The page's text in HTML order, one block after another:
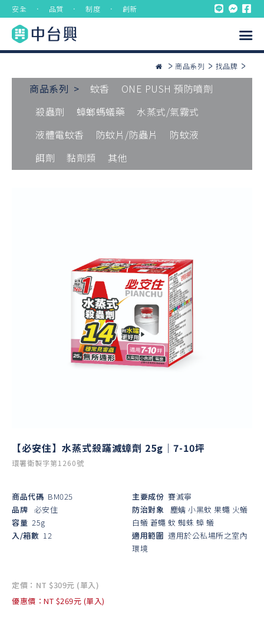
安全 ． 品質 ． 制度 ． 創新
商品系列 找品牌
商品系列 > 蚊香
ONE PUSH 預防噴劑
殺蟲劑
蟑螂螞蟻藥
水蒸式/氣霧式
液體電蚊香
防蚊片/防蟲片
防蚊液
餌劑
黏劑類 其他
【必安住】水蒸式殺蹣滅蟑劑 25g｜7-10坪
環署衛製字第1260號
商品代碼 BM025
品牌 必安住
容量 25g
入/箱數 12
主要成份 賽滅寧
防治對象
塵螨 小黑蚊 果蠅 火蟻
白蟻 蒼蠅 蚊 蜘蛛 蟑 蟻
適用範圍 適用於公私場所之室內
環境
定價：NT $309元 (單入)
優惠價：NT $269元 (單入)